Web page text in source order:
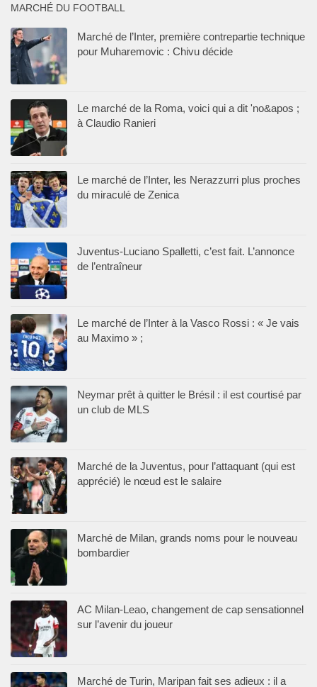
MARCHÉ DU FOOTBALL
Marché de l’Inter, première contrepartie technique
pour Muharemovic : Chivu décide
Le marché de la Roma, voici qui a dit 'no&apos ;
à Claudio Ranieri
Le marché de l’Inter, les Nerazzurri plus proches
du miraculé de Zenica
Juventus-Luciano Spalletti, c’est fait. L’annonce
de l’entraîneur
Le marché de l’Inter à la Vasco Rossi : « Je vais
au Maximo » ;
Neymar prêt à quitter le Brésil : il est courtisé par
un club de MLS
Marché de la Juventus, pour l’attaquant (qui est
apprécié) le nœud est le salaire
Marché de Milan, grands noms pour le nouveau
bombardier
AC Milan-Leao, changement de cap sensationnel
sur l’avenir du joueur
Marché de Turin, Maripan fait ses adieux : il a